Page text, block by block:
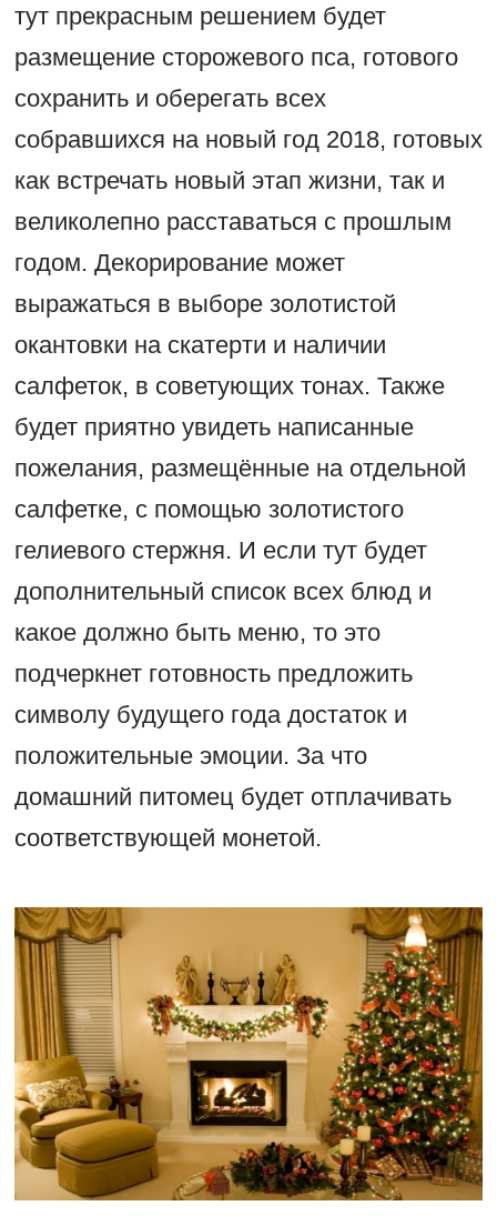
тут прекрасным решением будет
размещение сторожевого пса, готового
сохранить и оберегать всех
собравшихся на новый год 2018, готовых
как встречать новый этап жизни, так и
великолепно расставаться с прошлым
годом. Декорирование может
выражаться в выборе золотистой
окантовки на скатерти и наличии
салфеток, в советующих тонах. Также
будет приятно увидеть написанные
пожелания, размещённые на отдельной
салфетке, с помощью золотистого
гелиевого стержня. И если тут будет
дополнительный список всех блюд и
какое должно быть меню, то это
подчеркнет готовность предложить
символу будущего года достаток и
положительные эмоции. За что
домашний питомец будет отплачивать
соответствующей монетой.